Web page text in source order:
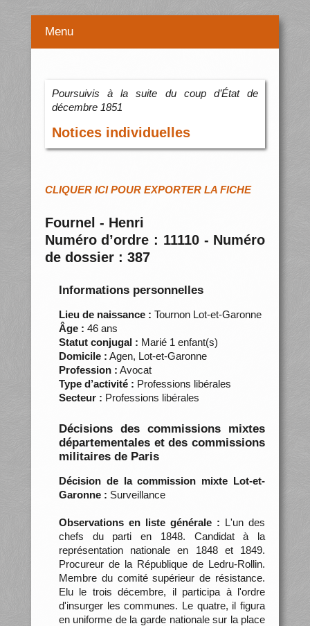
Menu
Poursuivis à la suite du coup d’État de
décembre 1851
Notices individuelles
CLIQUER ICI POUR EXPORTER LA FICHE
Fournel - Henri
Numéro d’ordre : 11110 - Numéro
de dossier : 387
Informations personnelles
Lieu de naissance : Tournon Lot-et-Garonne
Âge : 46 ans
Statut conjugal : Marié 1 enfant(s)
Domicile : Agen, Lot-et-Garonne
Profession : Avocat
Type d’activité : Professions libérales
Secteur : Professions libérales
Décisions des commissions mixtes
départementales et des commissions
militaires de Paris
Décision de la commission mixte Lot-et-
Garonne : Surveillance
Observations en liste générale : L'un des
chefs du parti en 1848. Candidat à la
représentation nationale en 1848 et 1849.
Procureur de la République de Ledru-Rollin.
Membre du comité supérieur de résistance.
Elu le trois décembre, il participa à l'ordre
d'insurger les communes. Le quatre, il figura
en uniforme de la garde nationale sur la place